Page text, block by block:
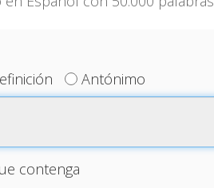
Antónimo
contenga